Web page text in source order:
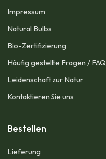
Impressum​
Natural Bulbs
Bio-Zertifizierung
Häufig gestellte Fragen / FAQ
Leidenschaft zur Natur
Kontaktieren Sie uns
Bestellen
Lieferung